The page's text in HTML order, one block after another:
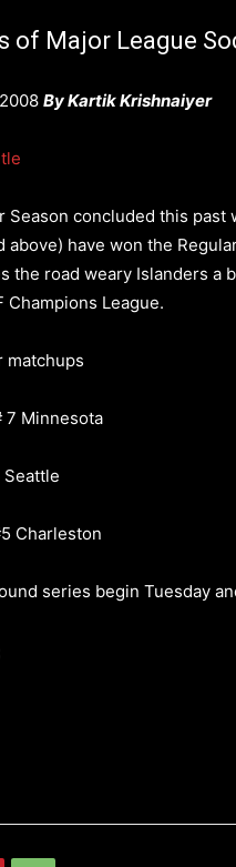
of Major League
By Kartik Krishnaiyer
Season concluded this
above) have won the
the road weary Islanders a
Champions League.
matchups
7 Minnesota
Charleston
series begin Tuesday